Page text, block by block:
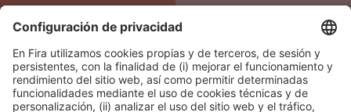
privacidad *